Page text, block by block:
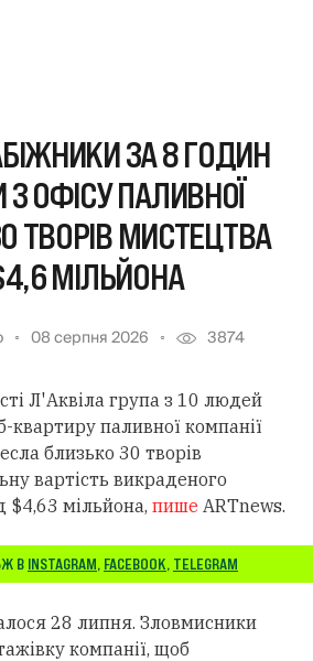
ЗА 8 ГОДИН
ОФІСУ ПАЛИВНОЇ
ТВОРІВ МИСТЕЦТВА
МІЛЬЙОНА
08 серпня 2026 3874
Л'Аквіла група з 10 людей
квартиру паливної компанії
близько 30 творів
вартість викраденого
$4,63 мільйона, пише ARTnews.
В INSTAGRAM, FACEBOOK, TELEGRAM
28 липня. Зловмисники
компанії, щоб